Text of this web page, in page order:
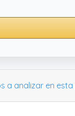
a analizar en